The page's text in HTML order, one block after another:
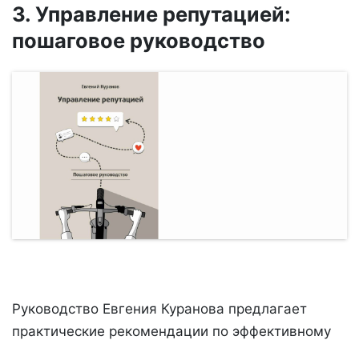
3. Управление репутацией:
пошаговое руководство
Руководство Евгения Куранова предлагает
практические рекомендации по эффективному